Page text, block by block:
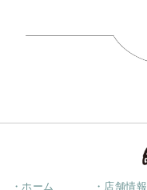
・ホーム ・店舗情報